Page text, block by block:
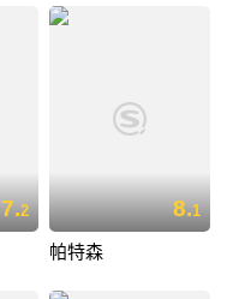
7.2 8.1
帕特森